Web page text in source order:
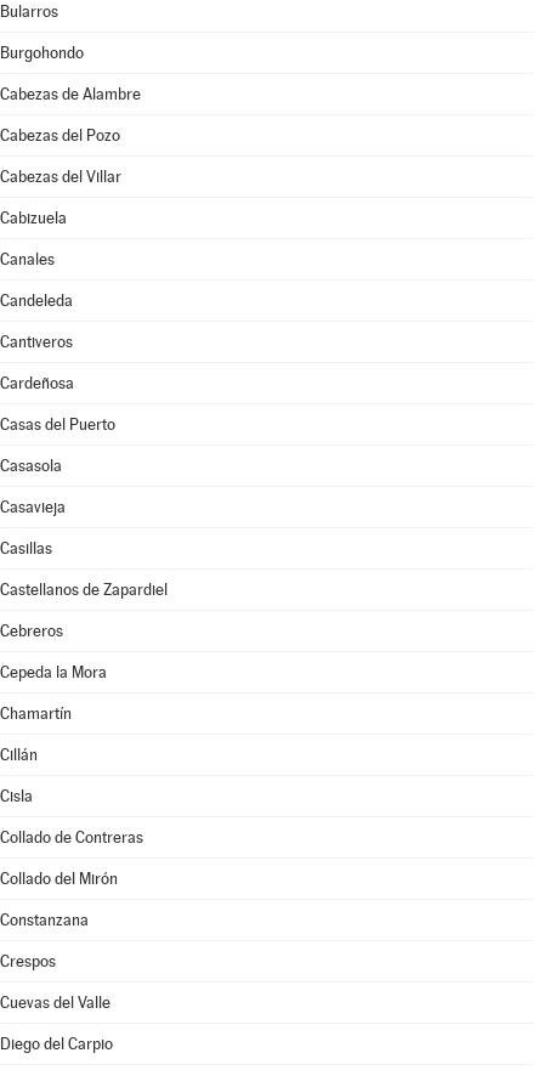
Bularros
Burgohondo
Cabezas de Alambre
Cabezas del Pozo
Cabezas del Villar
Cabizuela
Canales
Candeleda
Cantiveros
Cardeñosa
Casas del Puerto
Casasola
Casavieja
Casillas
Castellanos de Zapardiel
Cebreros
Cepeda la Mora
Chamartín
Cillán
Cisla
Collado de Contreras
Collado del Mirón
Constanzana
Crespos
Cuevas del Valle
Diego del Carpio